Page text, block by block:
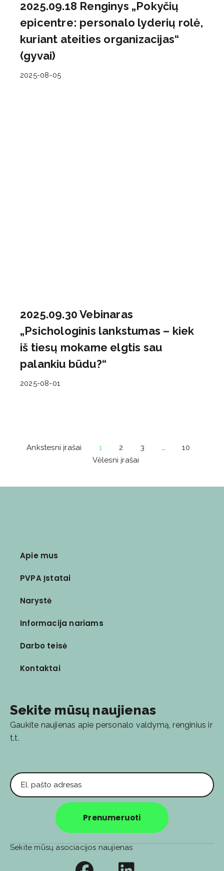
2025.09.18 Renginys „Pokyčių
epicentre: personalo lyderių rolė,
kuriant ateities organizacijas“
(gyvai)
2025-08-05
2025.09.30 Vebinaras
„Psichologinis lankstumas – kiek
iš tiesų mokame elgtis sau
palankiu būdu?“
2025-08-01
Ankstesni įrašai 1 2 3 …
10
Vėlesni įrašai
Apie mus
PVPA Įstatai
Narystė
Informacija nariams
Darbo teisė
Kontaktai
Sekite mūsų naujienas
Gaukite naujienas apie personalo valdymą, renginius ir
t.t.
Prenumeruoti
Sekite mūsų asociacijos naujienas